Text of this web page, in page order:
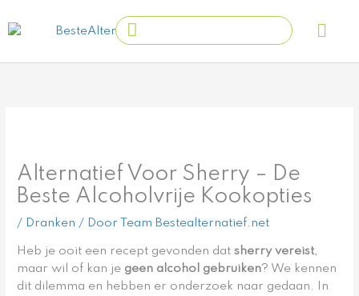
naar
inhoud
Main
Search
...
Alternatief Voor Sherry – De
Beste Alcoholvrije Kookopties
/ Dranken / Door Team Bestealternatief.net
Heb je ooit een recept gevonden datsherry vereist,
maar wil of kan je geen alcohol gebruiken? We kennen
dit dilemma en hebben er onderzoek naar gedaan. In